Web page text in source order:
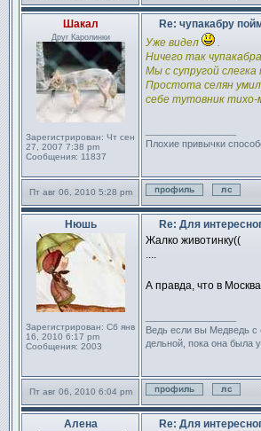
Профиль
Шакал
Друг Каролинки
Зарегистрирован: Чт сен
27, 2007 7:38 pm
Сообщения: 11837
Сообщение
Re: чупакабру
Уже видел
.
Ничего так
Мы с супругой
Простота селян
себе тутовник тихо-
Плохие привычки
Пт авг 06, 2010 5:28 pm
Профиль
Нюшь
Зарегистрирован: Сб янв
16, 2010 6:17 pm
Сообщения: 2003
Re: Для
Жалко животинку((
....
А правда, что в
Ведь если вы Медведь с
дельной, пока она была
Пт авг 06, 2010 6:04 pm
Профиль
Алена
Re: Для